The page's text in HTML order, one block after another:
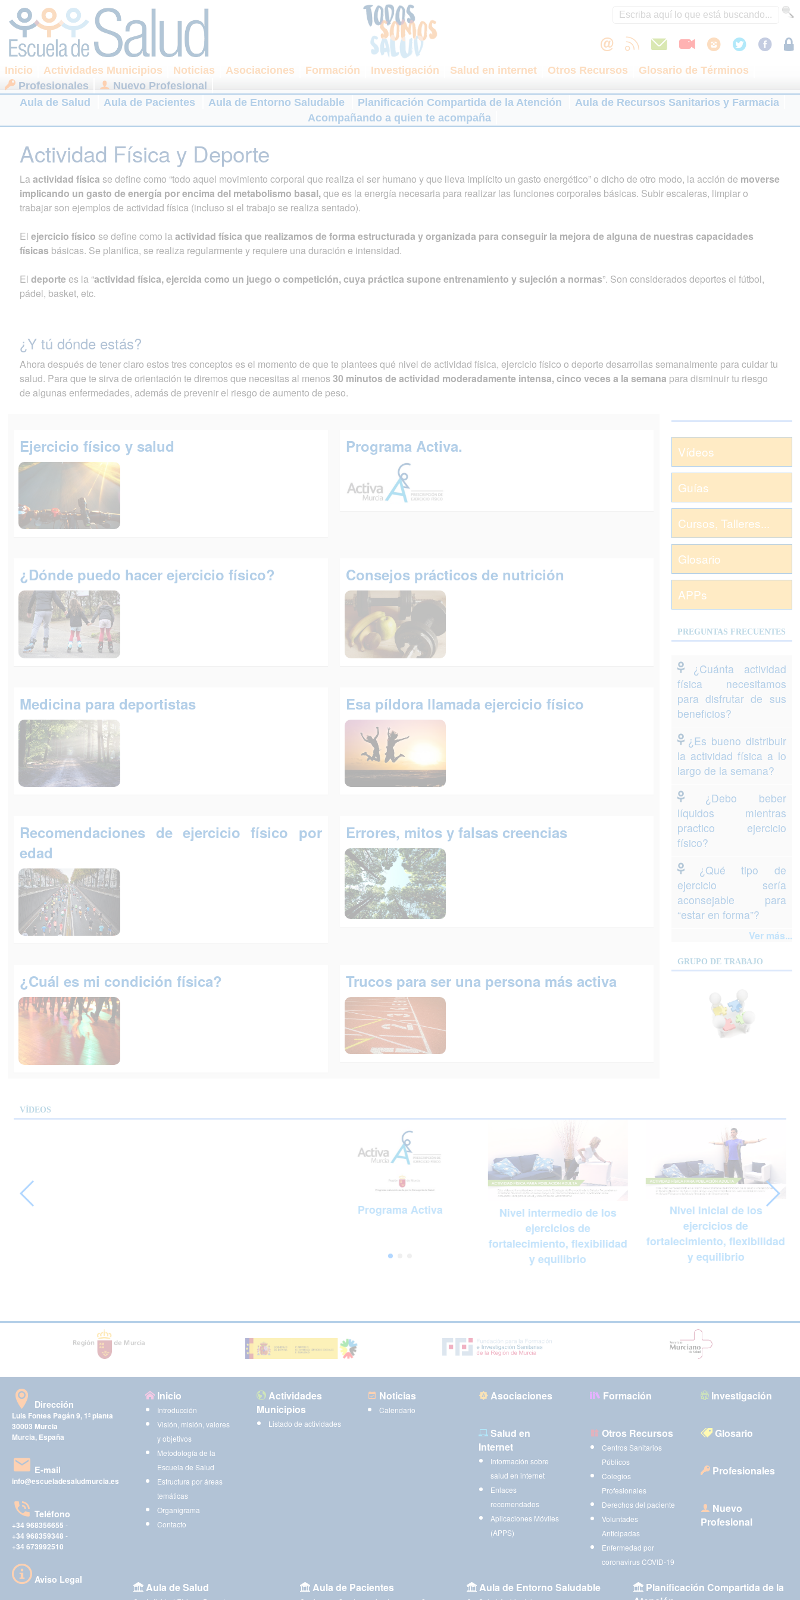
Inicio Actividades Municipios Noticias Asociaciones Formación Investigación Salud en internet Otros Recursos
Glosario de Términos
Profesionales
Nuevo Profesional
Aula de Salud
Aula de Pacientes Aula de Entorno Saludable Planificación Compartida de la Atención
Aula de Recursos Sanitarios y Farmacia
Acompañando a quien te acompaña
Actividad Física y Deporte
Laactividad físicase define como “todo aquel movimiento corporal que realiza el ser humano y que lleva implícito un gasto energético” o dicho de otro modo, la acción de moverse
implicando un gasto de energía por encima del metabolismo basal,que es la energía necesaria para realizar las funciones corporales básicas. Subir escaleras, limpiar o
trabajar son ejemplos de actividad física (incluso si el trabajo se realiza sentado).
Elejercicio físico se define como laactividad física que realizamos de forma estructurada y organizada para conseguir la mejora de alguna de nuestras capacidades
físicas básicas. Se planifica, se realiza regularmente y requiere una duración e intensidad.
Eldeportees la “actividad física, ejercida como un juego o competición, cuya práctica supone entrenamiento y sujeción a normas”. Son considerados deportes el fútbol,
pádel, basket, etc.
¿Y tú dónde estás?
Ahora después de tener claro estos tres conceptos es el momento de que te plantees qué nivel de actividad física, ejercicio físico o deporte desarrollas semanalmente para cuidar tu
salud. Para que te sirva de orientación te diremos que necesitas al menos30 minutos de actividad moderadamente intensa, cinco veces a la semana para disminuir tu riesgo
de algunas enfermedades, además de prevenir el riesgo de aumento de peso.
Ejercicio físico y salud Programa Activa.
¿Dónde puedo hacer ejercicio físico? Consejos prácticos de nutrición
Medicina para deportistas Esa píldora llamada ejercicio físico
Recomendaciones de ejercicio físico por
edad
Errores, mitos y falsas creencias
¿Cuál es mi condición física? Trucos para ser una persona más activa
Vídeos
Guías
Cursos, Talleres...
Glosario
APPs
PREGUNTAS FRECUENTES
¿Cuánta actividad
física necesitamos
para disfrutar de sus
beneficios?
¿Es bueno distribuir
la actividad física a lo
largo de la semana?
¿Debo beber
líquidos mientras
practico ejercicio
físico?
¿Qué tipo de
ejercicio sería
aconsejable para
“estar en forma”?
Ver más...
GRUPO DE TRABAJO
VÍDEOS
Programa Activa
Nivel intermedio de los
ejercicios de
fortalecimiento, flexibilidad
y equilibrio
Nivel inicial de los
ejercicios de
fortalecimiento, flexibilidad
y equilibrio
Dirección
Luis Fontes Pagán 9, 1ª planta
30003 Murcia
Murcia, España
E-mail
info@escueladesaludmurcia.es
Teléfono
+34 968356655 -
+34 968359348 -
+34 673992510
Aviso Legal
Inicio
Introducción
Visión, misión, valores
y objetivos
Metodología de la
Escuela de Salud
Estructura por áreas
temáticas
Organigrama
Contacto
Actividades
Municipios
Listado de actividades
Noticias
Calendario
Asociaciones Formación Investigación
Salud en
Internet
Información sobre
salud en internet
Enlaces
recomendados
Aplicaciones Móviles
(APPS)
Otros Recursos
Centros Sanitarios
Públicos
Colegios
Profesionales
Derechos del paciente
Voluntades
Anticipadas
Enfermedad por
coronavirus COVID-19
Glosario
Profesionales
Nuevo
Profesional
Aula de Salud Aula de Pacientes Aula de Entorno Saludable
Planificación Compartida de la